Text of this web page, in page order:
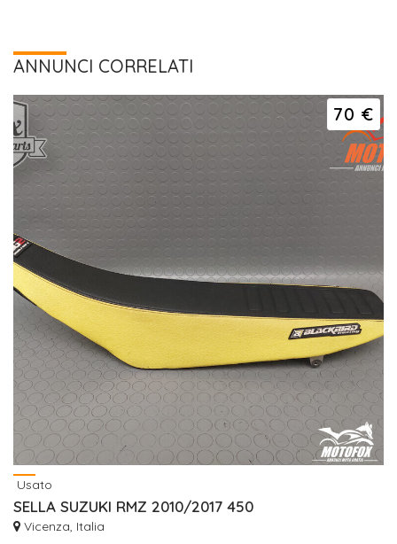
ANNUNCI CORRELATI
70 €
Usato
SELLA SUZUKI RMZ 2010/2017 450
Vicenza, Italia